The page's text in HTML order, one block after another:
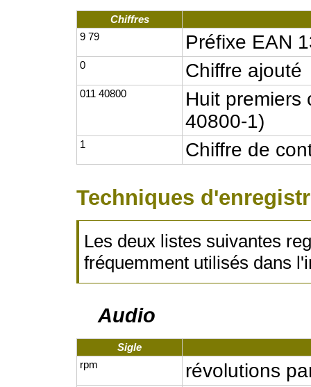
Chiffres
9 79
Préfixe EAN
0 Chiffre ajouté
011 40800
Huit premiers
40800-1)
1 Chiffre de
Techniques
Les deux listes suivantes
fréquemment utilisés dans
Audio
Sigle
rpm
révolutions